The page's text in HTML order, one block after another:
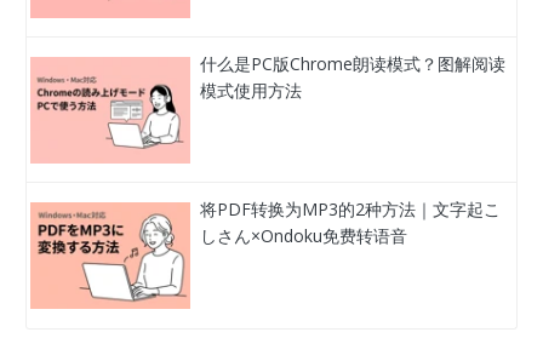
什么是PC版Chrome朗读模式？图解阅读
模式使用方法
将PDF转换为MP3的2种方法｜文字起こ
しさん×Ondoku免费转语音